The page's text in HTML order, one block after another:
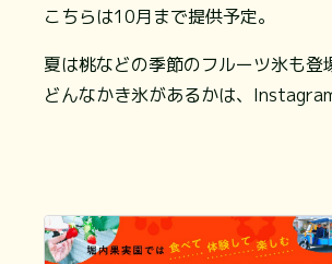
こちらは10月まで提供予定。
夏は桃などの季節のフルーツ氷も登
どんなかき氷があるかは、